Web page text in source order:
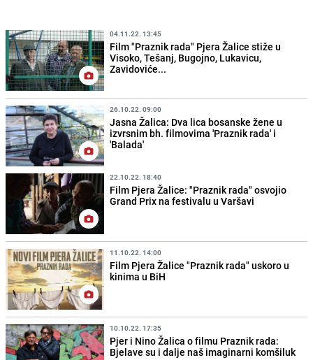
04.11.22. 13:45
Film "Praznik rada" Pjera Žalice stiže u
Visoko, Tešanj, Bugojno, Lukavicu,
Zavidoviće...
26.10.22. 09:00
Jasna Žalica: Dva lica bosanske žene u
izvrsnim bh. filmovima 'Praznik rada' i
'Balada'
22.10.22. 18:40
Film Pjera Žalice: "Praznik rada" osvojio
Grand Prix na festivalu u Varšavi
11.10.22. 14:00
Film Pjera Žalice "Praznik rada" uskoro u
kinima u BiH
10.10.22. 17:35
Pjer i Nino Žalica o filmu Praznik rada:
Bjelave su i dalje naš imaginarni komšiluk